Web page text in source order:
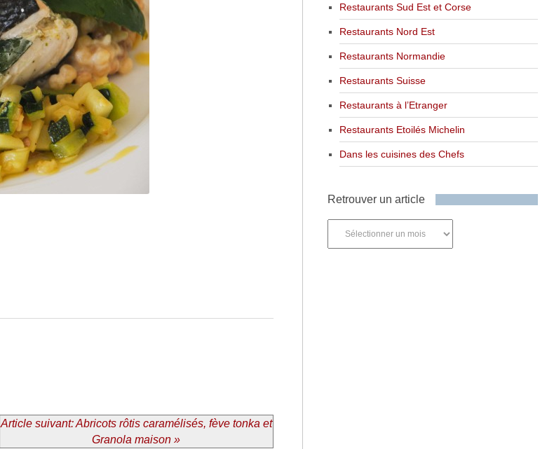
Article suivant: Abricots rôtis caramélisés, fève tonka et
Granola maison »
Restaurants Sud Est et Corse
Restaurants Nord Est
Restaurants Normandie
Restaurants Suisse
Restaurants à l’Etranger
Restaurants Etoilés Michelin
Dans les cuisines des Chefs
Retrouver un article